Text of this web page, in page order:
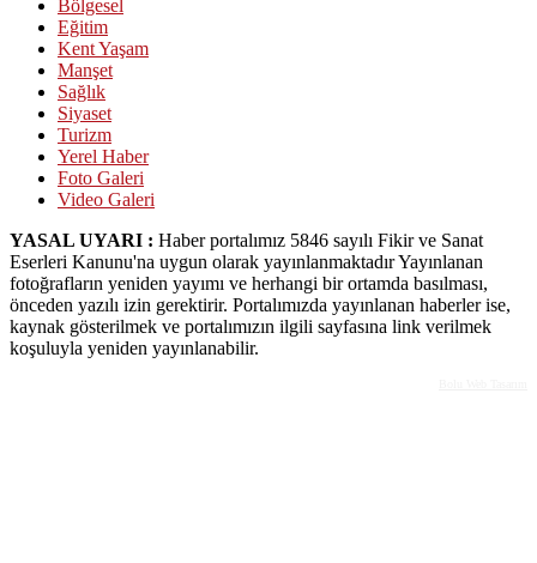
Bölgesel
Eğitim
Kent Yaşam
Manşet
Sağlık
Siyaset
Turizm
Yerel Haber
Foto Galeri
Video Galeri
YASAL UYARI : Haber portalımız 5846 sayılı Fikir ve Sanat
Eserleri Kanunu'na uygun olarak yayınlanmaktadır Yayınlanan
fotoğrafların yeniden yayımı ve herhangi bir ortamda basılması,
önceden yazılı izin gerektirir. Portalımızda yayınlanan haberler ise,
kaynak gösterilmek ve portalımızın ilgili sayfasına link verilmek
koşuluyla yeniden yayınlanabilir.